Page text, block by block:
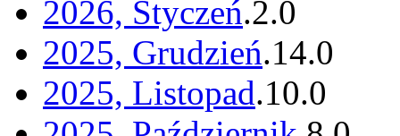
2026, Styczeń.2.0
2025, Grudzień.14.0
2025, Listopad.10.0